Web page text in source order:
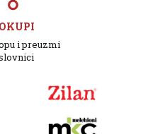
i preuzmi